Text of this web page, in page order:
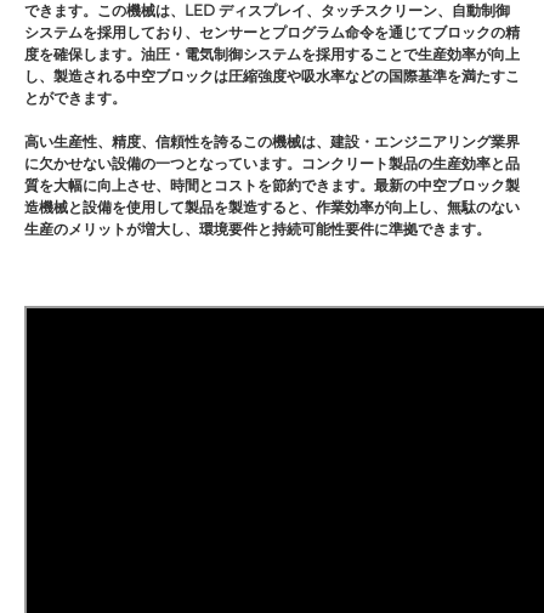
できます。この機械は、LED ディスプレイ、タッチスクリーン、自動制御
システムを採用しており、センサーとプログラム命令を通じてブロックの精
度を確保します。油圧・電気制御システムを採用することで生産効率が向上
し、製造される中空ブロックは圧縮強度や吸水率などの国際基準を満たすこ
とができます。
高い生産性、精度、信頼性を誇るこの機械は、建設・エンジニアリング業界
に欠かせない設備の一つとなっています。コンクリート製品の生産効率と品
質を大幅に向上させ、時間とコストを節約できます。最新の中空ブロック製
造機械と設備を使用して製品を製造すると、作業効率が向上し、無駄のない
生産のメリットが増大し、環境要件と持続可能性要件に準拠できます。